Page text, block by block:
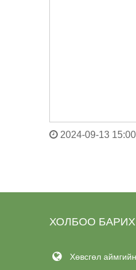
2024-09-13
ХОЛБОО БАРИХ
Хөвсгөл